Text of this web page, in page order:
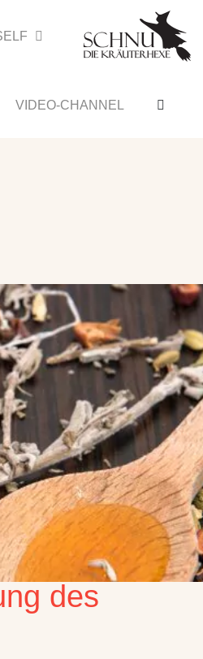
VIDEO-CHANNEL
des